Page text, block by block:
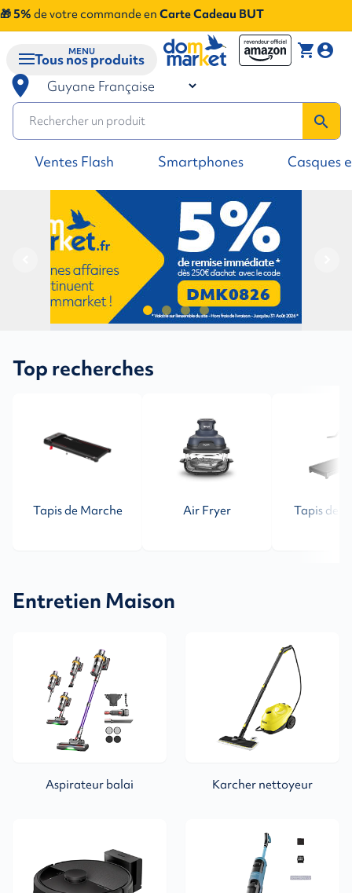
🎁 5% de votre commande en Carte Cadeau BUT
room
shopping_cart account_circle
search
Ventes Flash Smartphones Casques
Tous nos produits
MENU
Top recherches
Tapis de Marche Air Fryer Tapis de
Entretien Maison
Aspirateur balai Karcher nettoyeur